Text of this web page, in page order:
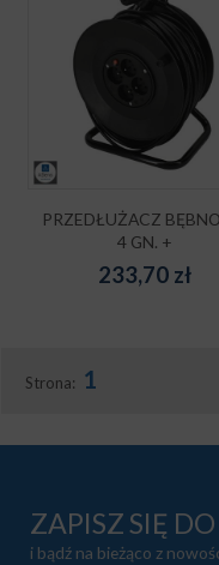
PRZEDŁUŻACZ
4 GN. +
233,70 zł
Strona: 1
ZAPISZ SIĘ
i bądź na bieżąco z